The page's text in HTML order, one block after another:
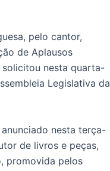
pelo cantor,
de Aplausos
solicitou nesta quarta-
Legislativa da
nesta terça-
de livros e peças,
promovida pelos